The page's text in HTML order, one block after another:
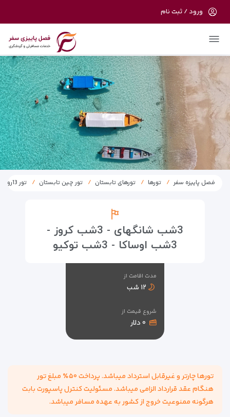
ورود / ثبت نام
در حال حاضر ارتباط با سرور قطع می باشد
لطفا دقایقی بعد مجددا تلاش کنید.
فصل پاییزه سفر تورها تورهای تابستان تور چین تابستان تور 13روز چین، کره جنوبی، ژاپن و سفر با کشتی کروز 1404
3شب شانگهای - 3شب کروز -
3شب اوساکا - 3شب توکیو
مدت اقامت از
۱۲ شب
شروع قیمت از
۰ دلار
تورها چارتر و غیرقابل استرداد میباشد. پرداخت ۵۰٪ مبلغ تور
هنگام عقد قرارداد الزامی میباشد. مسئولیت کنترل پاسپورت بابت
هرگونه ممنوعیت خروج از کشور به عهده مسافر میباشد.